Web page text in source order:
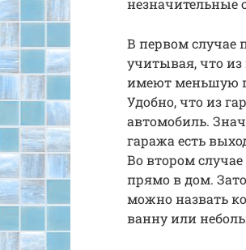
незначительные
В первом случае
учитывая, что из
имеют меньшую
Удобно, что из
автомобиль.
гаража есть
Во втором
прямо в дом.
можно назвать
ванну или